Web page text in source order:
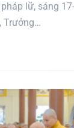
lữ, sáng
Trưởng…